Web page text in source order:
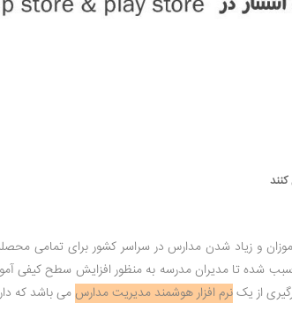
و زیاد شدن مدارس در سراسر کشور برای تمامی
تا مدیران مدرسه به منظور افزایش سطح کیفی
از یکنرم افزار هوشمند مدیریت مدارس می باشد که